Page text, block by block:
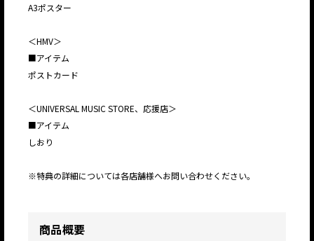
A3ポスター
＜HMV＞
■アイテム
ポストカード
＜UNIVERSAL MUSIC STORE、応援店＞
■アイテム
しおり
※特典の詳細については各店舗様へお問い合わせください。
商品概要